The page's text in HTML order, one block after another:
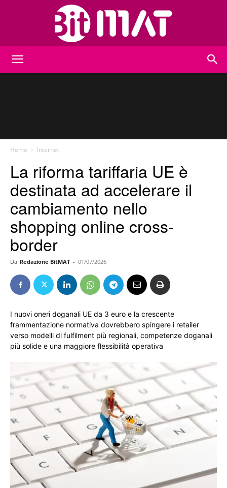
Home Internet
La riforma tariffaria UE è
destinata ad accelerare il
cambiamento nello
shopping online cross-
border
Da Redazione BitMAT - 01/07/2026
I nuovi oneri doganali UE da 3 euro e la crescente
frammentazione normativa dovrebbero spingere i retailer
verso modelli di fulfilment più regionali, competenze doganali
più solide e una maggiore flessibilità operativa